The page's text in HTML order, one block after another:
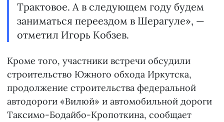
Трактовое. А в следующем году будем
заниматься переездом в Шерагуле», —
отметил Игорь Кобзев.
Кроме того, участники встречи обсудили
строительство Южного обхода Иркутска,
продолжение строительства федеральной
автодороги «Вилюй» и автомобильной дороги
Таксимо-Бодайбо-Кропоткина, сообщает